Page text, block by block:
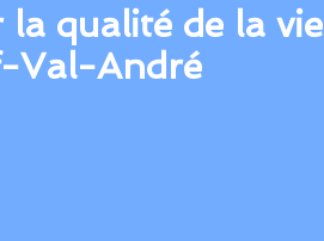
qualité de la vie
Val-André